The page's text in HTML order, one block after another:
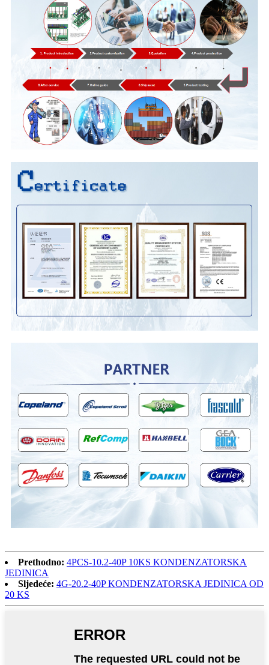
Prethodno: 4PCS-10.2-40P 10KS KONDENZATORSKA
JEDINICA
Sljedeće: 4G-20.2-40P KONDENZATORSKA JEDINICA OD
20 KS